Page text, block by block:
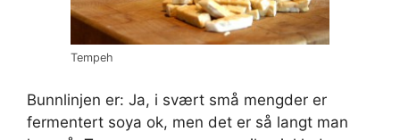
Tempeh
Bunnlinjen er: Ja, i svært små mengder er
fermentert soya ok, men det er så langt man